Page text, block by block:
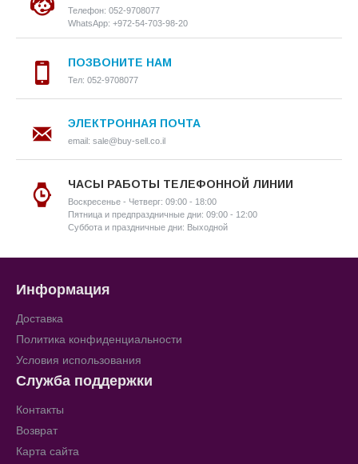
Телефон: 052-9708077
WhatsApp: +972-54-703-98-20
ПОЗВОНИТЕ НАМ
Тел: 052-9708077
ЭЛЕКТРОННАЯ ПОЧТА
email: sale@buy-sell.co.il
ЧАСЫ РАБОТЫ ТЕЛЕФОННОЙ ЛИНИИ
Воскресенье - Четверг: 09:00 - 18:00
Пятница и предпраздничные дни: 09:00 - 12:00
Суббота и праздничные дни: Выходной
Информация
Доставка
Политика конфиденциальности
Условия использования
Служба поддержки
Контакты
Возврат
Карта сайта